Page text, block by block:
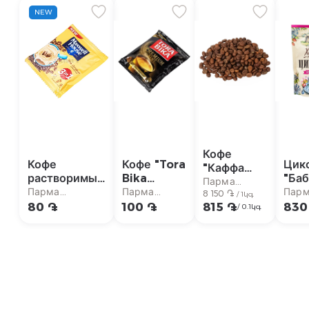
NEW
Кофе
растворимый
"Maxwell
House 3in1"
Парма
супермаркет
80 ֏
Кофе "Tora
Bika
Premium"
3in1 25г
Парма
супермаркет
100 ֏
Кофе
"Каффа
Агло" кг
Парма
супермаркет
8 150 ֏ / 1կգ
815 ֏/ 0.1կգ